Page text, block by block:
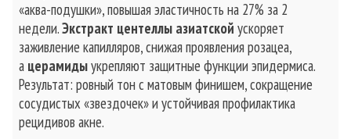
«аква-подушки», повышая эластичность на 27% за 2
недели.Экстракт центеллы азиатской ускоряет
заживление капилляров, снижая проявления розацеа,
а церамидыукрепляют защитные функции эпидермиса.
Результат: ровный тон с матовым финишем, сокращение
сосудистых «звездочек» и устойчивая профилактика
рецидивов акне.